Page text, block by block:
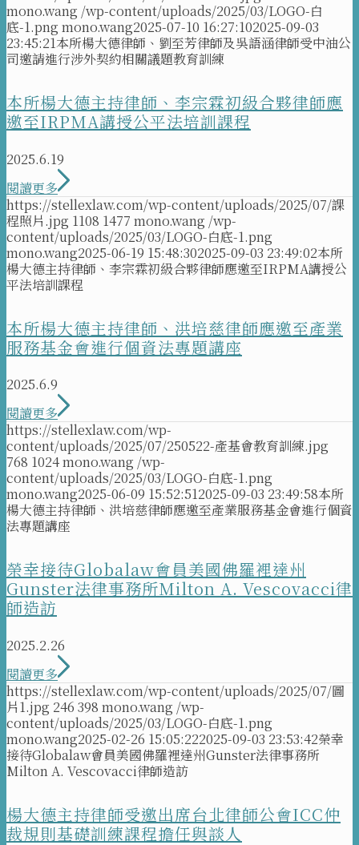
mono.wang /wp-content/uploads/2025/03/LOGO-白
底-1.png mono.wang2025-07-10 16:27:102025-09-03
23:45:21本所楊大德律師、劉至芳律師及吳語涵律師受中油公
司邀請進行涉外契約相關議題教育訓練
本所楊大德主持律師、李宗霖初級合夥律師應
邀至IRPMA講授公平法培訓課程
2025.6.19
閱讀更多
https://stellexlaw.com/wp-content/uploads/2025/07/課
程照片.jpg 1108 1477 mono.wang /wp-
content/uploads/2025/03/LOGO-白底-1.png
mono.wang2025-06-19 15:48:302025-09-03 23:49:02本所
楊大德主持律師、李宗霖初級合夥律師應邀至IRPMA講授公
平法培訓課程
本所楊大德主持律師、洪培慈律師應邀至產業
服務基金會進行個資法專題講座
2025.6.9
閱讀更多
https://stellexlaw.com/wp-
content/uploads/2025/07/250522-產基會教育訓練.jpg
768 1024mono.wang /wp-
content/uploads/2025/03/LOGO-白底-1.png
mono.wang2025-06-09 15:52:512025-09-03 23:49:58本所
楊大德主持律師、洪培慈律師應邀至產業服務基金會進行個資
法專題講座
榮幸接待Globalaw會員美國佛羅裡達州
Gunster法律事務所Milton A. Vescovacci律
師造訪
2025.2.26
閱讀更多
https://stellexlaw.com/wp-content/uploads/2025/07/圖
片1.jpg 246 398 mono.wang /wp-
content/uploads/2025/03/LOGO-白底-1.png
mono.wang2025-02-26 15:05:222025-09-03 23:53:42榮幸
接待Globalaw會員美國佛羅裡達州Gunster法律事務所
Milton A. Vescovacci律師造訪
楊大德主持律師受邀出席台北律師公會ICC仲
裁規則基礎訓練課程擔任與談人